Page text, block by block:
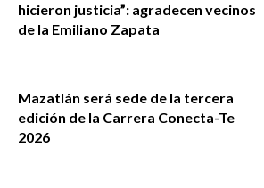
hicieron justicia”: agradecen vecinos
de la Emiliano Zapata
Mazatlán será sede de la tercera
edición de la Carrera Conecta-Te
2026